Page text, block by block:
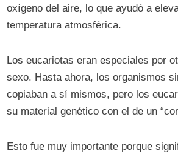
oxígeno del aire, lo que ayudó a
temperatura atmosférica.
Los eucariotas eran especiales por
sexo. Hasta ahora, los organismos
copiaban a sí mismos, pero los
su material genético con el de un
Esto fue muy importante porque